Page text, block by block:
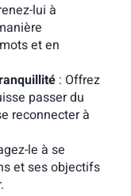
lui à
et en
: Offrez
passer du
reconnecter à
le à se
et ses objectifs